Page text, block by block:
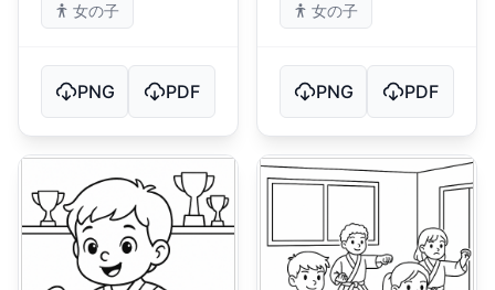
女の子
PNG PDF
女の子
PNG PDF